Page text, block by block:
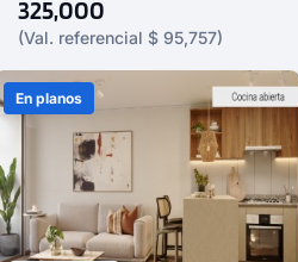
325,000
(Val. referencial $ 95,757)
En planos